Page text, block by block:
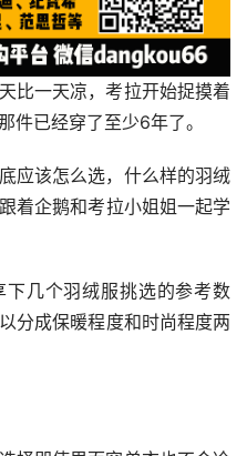
比一天凉，考拉开始捉摸着
件已经穿了至少6年了。
应该怎么选，什么样的羽绒
着企鹅和考拉小姐姐一起学
几个羽绒服挑选的参考数
分成保暖程度和时尚程度两